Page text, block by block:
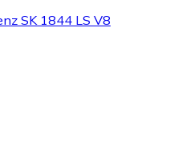
SK 1844 LS V8